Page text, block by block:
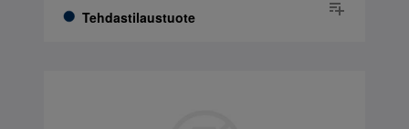
Tehdastilaustuote